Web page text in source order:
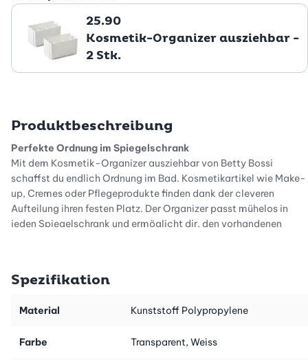
25.90
Kosmetik-Organizer ausziehbar -
2 Stk.
Produktbeschreibung
Perfekte Ordnung im Spiegelschrank
Mit dem Kosmetik-Organizer ausziehbar von Betty Bossi
schaffst du endlich Ordnung im Bad. Kosmetikartikel wie Make-
up, Cremes oder Pflegeprodukte finden dank der cleveren
Aufteilung ihren festen Platz. Der Organizer passt mühelos in
jeden Spiegelschrank und ermöglicht dir, den vorhandenen
Dank der drei flexiblen Einsätze kannst du den Kosmetik-
die Möglichkeit, Kosmetikartikel wie Lippenstifte, Cremetiegel
kannst den Organizer auch für andere Zwecke verwenden: Ob
Spezifikation
Material Kunststoff Polypropylene
Farbe Transparent, Weiss